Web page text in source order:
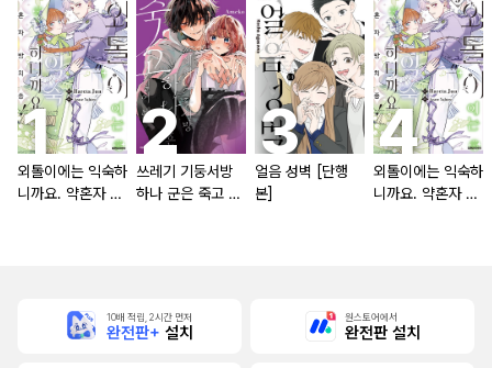
외톨이에는 익숙하
니까요. 약혼자 방
쓰레기 기둥서방
하나 군은 죽고 싶
얼음 성벽 [단행
본]
외톨이에는 익숙하
니까요. 약혼자 방
10배 적립, 2시간 먼저
완전판+ 설치
원스토어에서
완전판 설치